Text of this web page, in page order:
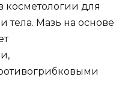
косметологии для
тела. Мазь на основе